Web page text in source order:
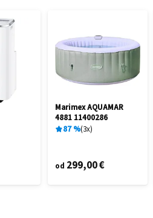
Marimex AQUAMAR
4881 11400286
87% 3x
od 299,00 €